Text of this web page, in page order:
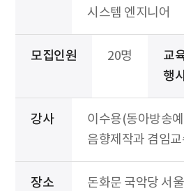
시스템 엔지니어
모집인원 20명
교
행
강사
이수용(동아방송
음향제작과 겸임
장소 돈화문 국악당 서